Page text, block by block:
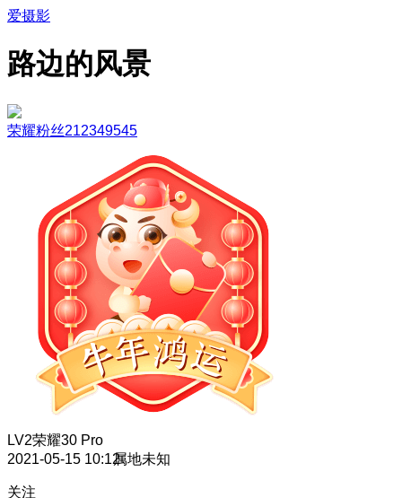
爱摄影
路边的风景
荣耀粉丝212349545
LV2荣耀30 Pro
2021-05-15 10:12属地未知
关注